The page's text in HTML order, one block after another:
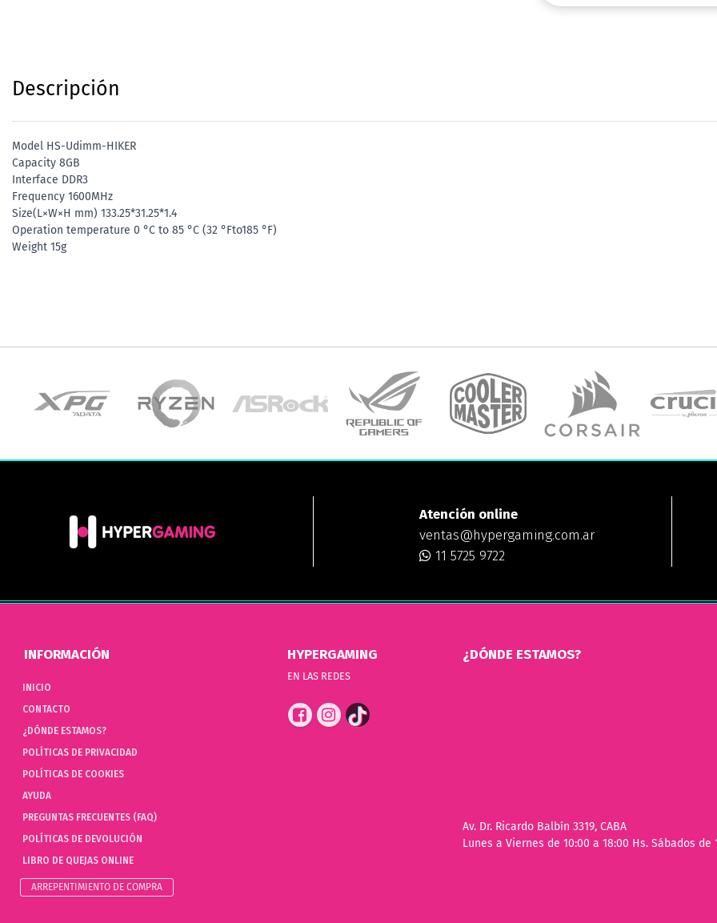
Descripción
Model HS-Udimm-HIKER
Capacity 8GB
Interface DDR3
Frequency 1600MHz
Size(L×W×H mm) 133.25*31.25*1.4
Operation temperature 0 °C to 85 °C (32 °Fto185 °F)
Weight 15g
Atención online
ventas@hypergaming.com.ar
11 5725 9722
INFORMACIÓN
INICIO
CONTACTO
¿DÓNDE ESTAMOS?
POLÍTICAS DE PRIVACIDAD
POLÍTICAS DE COOKIES
AYUDA
PREGUNTAS FRECUENTES (FAQ)
POLÍTICAS DE DEVOLUCIÓN
LIBRO DE QUEJAS ONLINE
ARREPENTIMIENTO DE COMPRA
HYPERGAMING
EN LAS REDES
¿DÓNDE ESTAMOS?
Av. Dr. Ricardo Balbín 3319, CABA
Lunes a Viernes de 10:00 a 18:00 Hs. Sábados de